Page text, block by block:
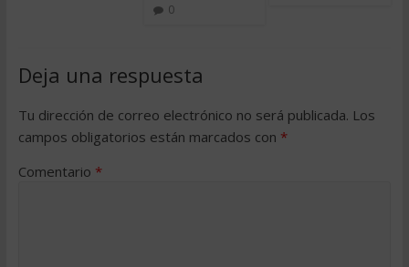
0
Deja una respuesta
Tu dirección de correo electrónico no será publicada. Los
campos obligatorios están marcados con *
Comentario *